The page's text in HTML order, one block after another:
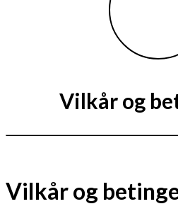
Vilkår og
Vilkår og